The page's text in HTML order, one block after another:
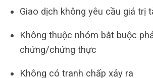
Giao dịch không yêu cầu giá trị
Không thuộc nhóm bắt buộc
chứng/chứng thực
Không có tranh chấp xảy ra